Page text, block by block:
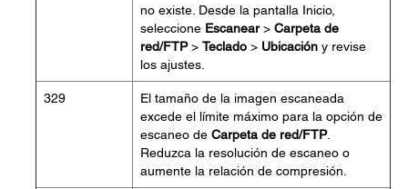
no existe. Desde la pantalla Inicio,
seleccione Escanear> Carpeta de
red/FTP> Teclado > Ubicación y revise
los ajustes.
329
El tamaño de la imagen escaneada
excede el límite máximo para la opción de
escaneo de Carpeta de red/FTP.
Reduzca la resolución de escaneo o
aumente la relación de compresión.